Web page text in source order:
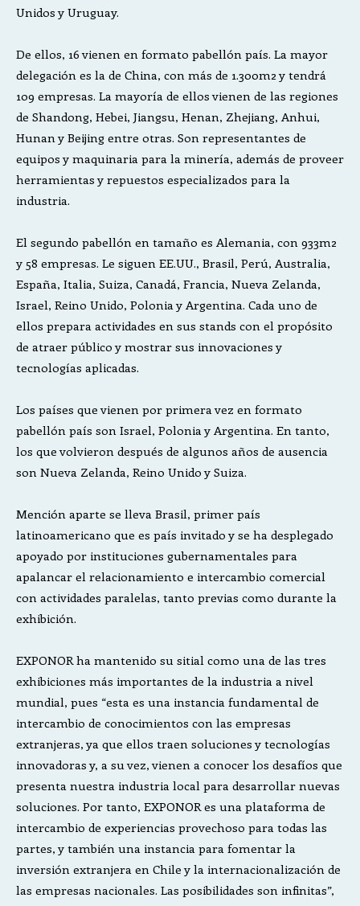
Unidos y Uruguay.
De ellos, 16 vienen en formato pabellón país. La mayor
delegación es la de China, con más de 1.300m2 y tendrá
109 empresas. La mayoría de ellos vienen de las regiones
de Shandong, Hebei, Jiangsu, Henan, Zhejiang, Anhui,
Hunan y Beijing entre otras. Son representantes de
equipos y maquinaria para la minería, además de proveer
herramientas y repuestos especializados para la
industria.
El segundo pabellón en tamaño es Alemania, con 933m2
y 58 empresas. Le siguen EE.UU., Brasil, Perú, Australia,
España, Italia, Suiza, Canadá, Francia, Nueva Zelanda,
Israel, Reino Unido, Polonia y Argentina. Cada uno de
ellos prepara actividades en sus stands con el propósito
de atraer público y mostrar sus innovaciones y
tecnologías aplicadas.
Los países que vienen por primera vez en formato
pabellón país son Israel, Polonia y Argentina. En tanto,
los que volvieron después de algunos años de ausencia
son Nueva Zelanda, Reino Unido y Suiza.
Mención aparte se lleva Brasil, primer país
latinoamericano que es país invitado y se ha desplegado
apoyado por instituciones gubernamentales para
apalancar el relacionamiento e intercambio comercial
con actividades paralelas, tanto previas como durante la
exhibición.
EXPONOR ha mantenido su sitial como una de las tres
exhibiciones más importantes de la industria a nivel
mundial, pues “esta es una instancia fundamental de
intercambio de conocimientos con las empresas
extranjeras, ya que ellos traen soluciones y tecnologías
innovadoras y, a su vez, vienen a conocer los desafíos que
presenta nuestra industria local para desarrollar nuevas
soluciones. Por tanto, EXPONOR es una plataforma de
intercambio de experiencias provechoso para todas las
partes, y también una instancia para fomentar la
inversión extranjera en Chile y la internacionalización de
las empresas nacionales. Las posibilidades son infinitas”,